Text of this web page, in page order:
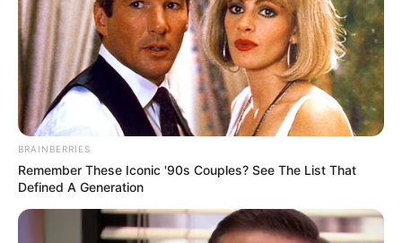
BRAINBERRIES
Remember These Iconic '90s Couples? See The List That
Defined A Generation